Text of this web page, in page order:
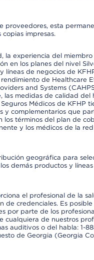
proveedores, esta
impresas.
la experiencia del miembro
en los planes del nivel
líneas de negocios de
de Healthcare
and Systems
medidas de calidad del
Médicos de KFHP
y complementarios que
términos del plan de
y los médicos de la
geográfica para
demás productos y
el profesional de la
de credenciales. Es
por parte de los
de nuestros
auditivos o del habla: 1-
de Georgia (Georgia